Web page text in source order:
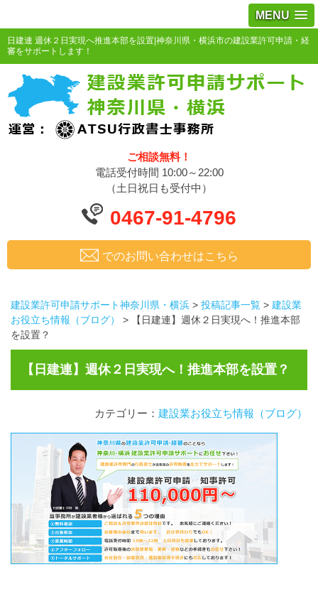
MENU
日建連 週休２日実現へ推進本部を設置|神奈川県・横浜市の建設業許可申請・経
審をサポートします！
ご相談無料！
電話受付時間 10:00～22:00
（土日祝日も受付中）
0467-91-4796
でのお問い合わせはこちら
建設業許可申請サポート神奈川県・横浜 > 投稿記事一覧 > 建設業
お役立ち情報（ブログ）
>
【日建連】週休２日実現へ！推進本部
を設置？
【日建連】週休２日実現へ！推進本部を設置？
カテゴリー： 建設業お役立ち情報（ブログ）